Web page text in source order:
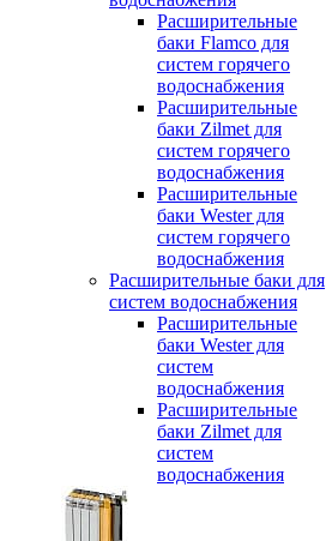
Расширительные
баки Flamco для
систем горячего
водоснабжения
Расширительные
баки Zilmet для
систем горячего
водоснабжения
Расширительные
баки Wester для
систем горячего
водоснабжения
Расширительные баки для
систем водоснабжения
Расширительные
баки Wester для
систем
водоснабжения
Расширительные
баки Zilmet для
систем
водоснабжения